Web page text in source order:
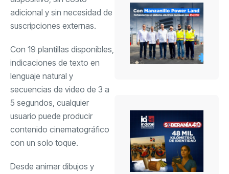
adicional y sin necesidad de
suscripciones externas.
Con 19 plantillas disponibles,
indicaciones de texto en
lenguaje natural y
secuencias de video de 3 a
5 segundos, cualquier
usuario puede producir
contenido cinematográfico
con un solo toque.
Desde animar dibujos y